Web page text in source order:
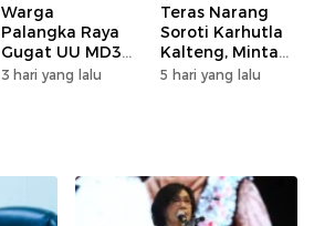
Warga
Palangka Raya
Gugat UU MD3
dan UU P3 ke
3 hari yang lalu
Teras Narang
Soroti Karhutla
Kalteng, Minta
Pengawasan
5 hari yang lalu